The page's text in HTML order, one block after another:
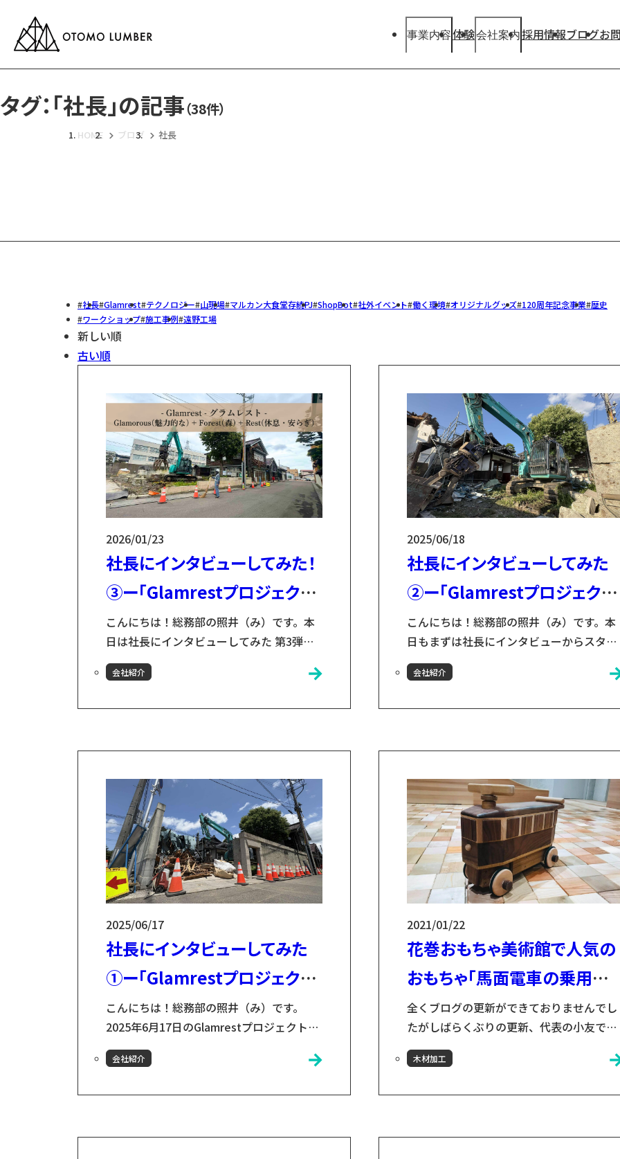
事業内容
素材生産
体験会社案内
小友木材店とは？
採用情報ブログお
タグ：「社長」の記事（38件）
HOME ブログ 社長
社長 Glamrest テクノロジー 山現場 マルカン大食堂存続PJ ShopBot 社外イベント 働く環境 オリジナルグッズ 120周年記念事業 歴史
ワークショップ 施工事例 遠野工場
新しい順
古い順
2026/01/23
社長にインタビューしてみた！
③ー「Glamrestプロジェクト」
第2期
こんにちは！総務部の照井（み）です。本
日は社長にインタビューしてみた 第3弾を
お届けします！＼ 社長にインタビューして
みたバックナンバーはこちら ／①Glamrest
ることはなんですか？小友康広社長：基本
的には小友木材店が「自社利用として欲し
い...
会社紹介
2025/06/18
社長にインタビューしてみた
②ー「Glamrestプロジェクト
第2期
こんにちは！総務部の照井（み）です。本
日もまずは社長にインタビューからスター
トです！🎤「Glamrest(グラムレスト)」と
いう名前に込めた意味をあらためて聞かせ
（Glamorous+Camping）から発想しまし
た。グランピングは通常のキャンプと違い
「都会的...
会社紹介
2025/06/17
社長にインタビューしてみた
①ー「Glamrestプロジェクト」
第2期
こんにちは！総務部の照井（み）です。
2025年6月17日のGlamrestプロジェクト進
行状況をお届けする前に...本日は社長に改
修の背景や思いをインタビューします！🎤
「花巻病院の移転」、その次に大きかった
会社紹介
2021/01/22
花巻おもちゃ美術館で人気の
おもちゃ「馬面電車の乗用玩
具」を販売開始！
全くブログの更新ができておりませんでし
たがしばらくぶりの更新、代表の小友で
す。 2020年7月20日から花巻おもちゃ美術
館が開業し、お陰様で約3万人の方々にご
ことが出来たのは本当に嬉しく思いま
木材加工